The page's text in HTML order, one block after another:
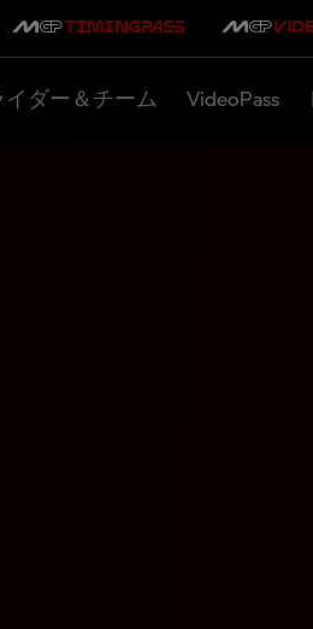
イダー＆チーム VideoPass